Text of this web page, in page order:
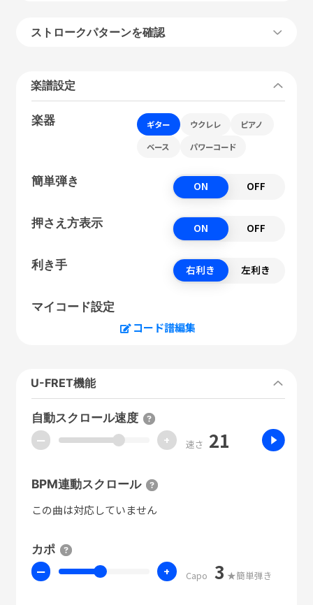
ストロークパターンを確認
楽譜設定
楽器 ギター ウクレレ ピアノ
ベース パワーコード
簡単弾き ON OFF
押さえ方表示 ON OFF
利き手 右利き 左利き
マイコード設定
コード譜編集
U-FRET機能
自動スクロール速度
ー + 速さ 21
BPM連動スクロール
この曲は対応していません
カポ
ー + Capo 3 ★簡単弾き